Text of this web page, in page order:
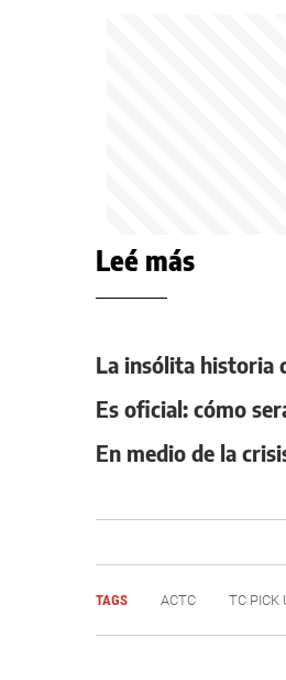
Leé más
La insólita historia
Es oficial: cómo
En medio de la
TAGS ACTC TC PICK